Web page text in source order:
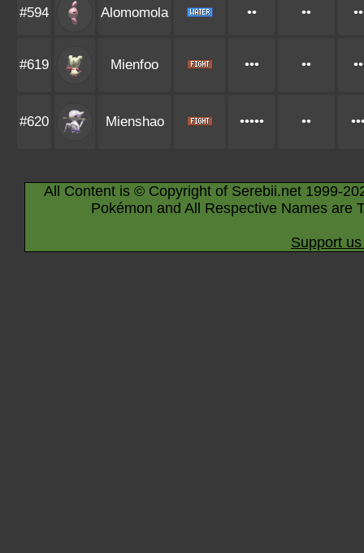
#594 Alomomola •• ••
#619 Mienfoo ••• ••
#620 Mienshao ••••• ••
All Content is © Copyright of Serebii.net 1999-
Pokémon and All Respective Names are
Support